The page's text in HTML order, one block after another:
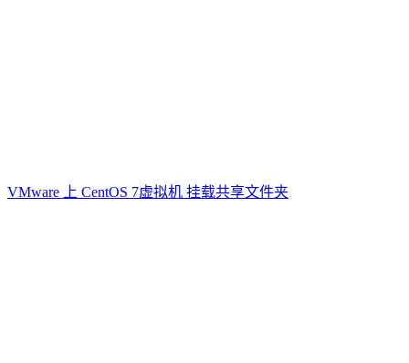
VMware 上 CentOS 7虚拟机 挂载共享文件夹